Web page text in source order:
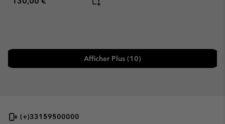
Afficher Plus (10)
(+)33159500000